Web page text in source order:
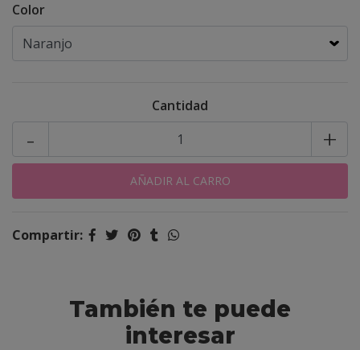
Color
Cantidad
+
-
Compartir:
También te puede
interesar